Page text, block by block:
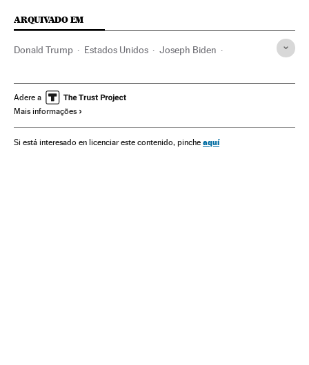
ARQUIVADO EM
Donald Trump Estados Unidos Joseph Biden
América Eleições EUA 2020
Adere a
Mais informações
Si está interesado en licenciar este contenido, pinche aquí